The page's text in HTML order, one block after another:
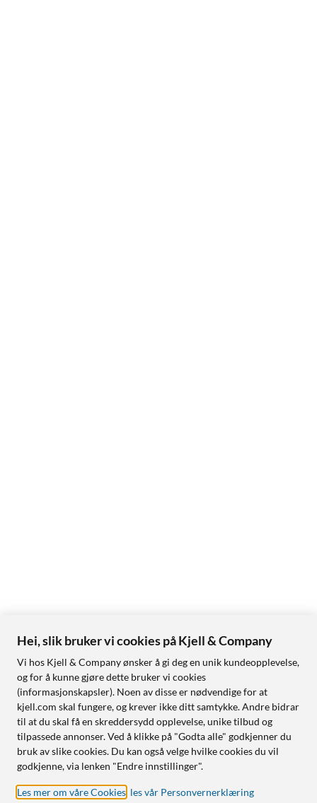
Hei, slik bruker vi cookies på Kjell & Company
Vi hos Kjell & Company ønsker å gi deg en unik kundeopplevelse,
og for å kunne gjøre dette bruker vi cookies
(informasjonskapsler). Noen av disse er nødvendige for at
kjell.com skal fungere, og krever ikke ditt samtykke. Andre bidrar
til at du skal få en skreddersydd opplevelse, unike tilbud og
tilpassede annonser. Ved å klikke på "Godta alle" godkjenner du
bruk av slike cookies. Du kan også velge hvilke cookies du vil
godkjenne, via lenken "Endre innstillinger".
Les mer om våre Cookies les vår Personvernerklæring